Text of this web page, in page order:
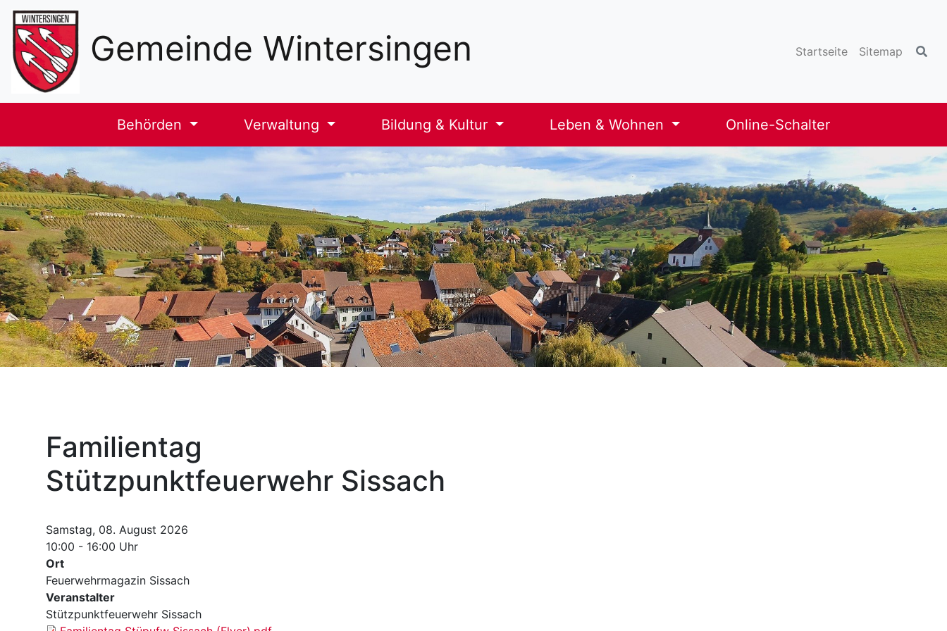
Sekundäre
NavigationGemeinde Wintersingen Startseite Sitemap
Haupt-
Navigation
Behörden Verwaltung Bildung & Kultur Leben & Wohnen Online-Schalter
Familientag
Stützpunktfeuerwehr Sissach
Samstag, 08. August 2026
10:00 - 16:00 Uhr
Ort
Feuerwehrmagazin Sissach
Veranstalter
Stützpunktfeuerwehr Sissach